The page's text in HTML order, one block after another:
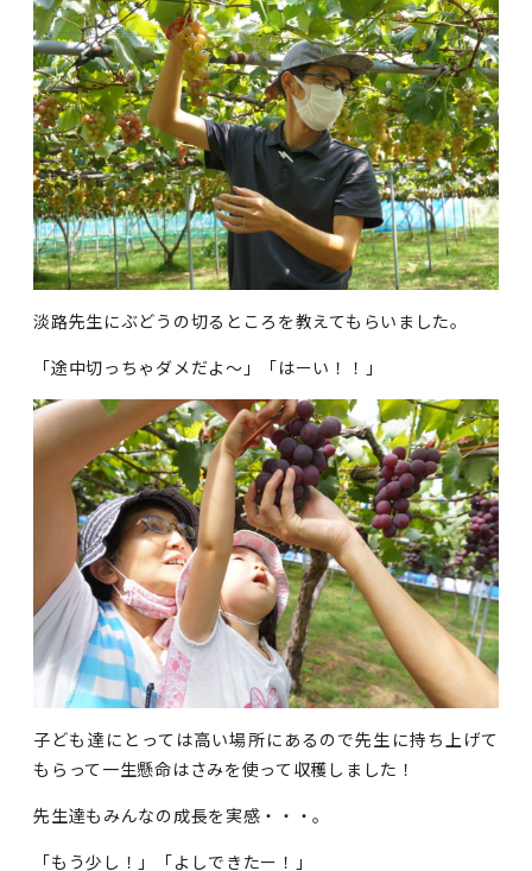
淡路先生にぶどうの切るところを教えてもらいました。
「途中切っちゃダメだよ～」「はーい！！」
子ども達にとっては高い場所にあるので先生に持ち上げて
もらって一生懸命はさみを使って収穫しました！
先生達もみんなの成長を実感・・・。
「もう少し！」「よしできたー！」